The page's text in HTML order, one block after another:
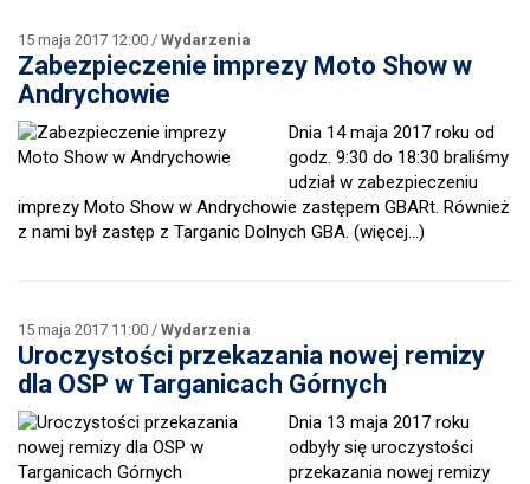
15 maja 2017 12:00 / Wydarzenia
Zabezpieczenie imprezy Moto Show w
Andrychowie
Dnia 14 maja 2017 roku od
godz. 9:30 do 18:30 braliśmy
udział w zabezpieczeniu
imprezy Moto Show w Andrychowie zastępem GBARt. Również
z nami był zastęp z Targanic Dolnych GBA. (więcej…)
15 maja 2017 11:00 / Wydarzenia
Uroczystości przekazania nowej remizy
dla OSP w Targanicach Górnych
Dnia 13 maja 2017 roku
odbyły się uroczystości
przekazania nowej remizy